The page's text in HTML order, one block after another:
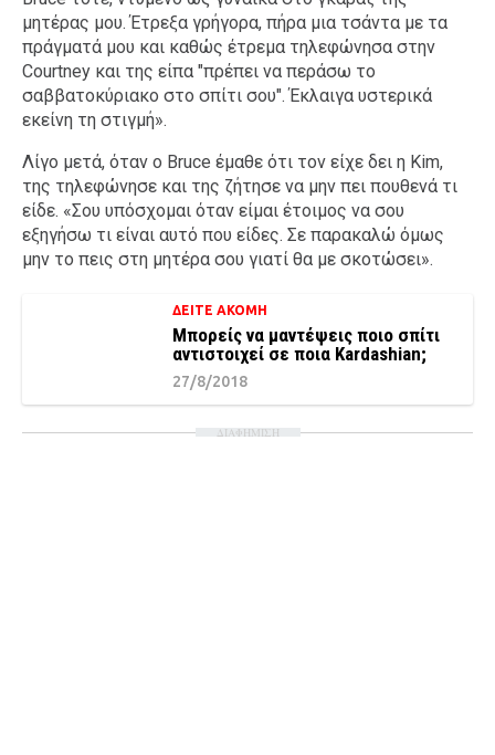
μητέρας μου. Έτρεξα γρήγορα, πήρα μια τσάντα με τα
πράγματά μου και καθώς έτρεμα τηλεφώνησα στην
Courtney και της είπα "πρέπει να περάσω το
σαββατοκύριακο στο σπίτι σου". Έκλαιγα υστερικά
εκείνη τη στιγμή».
Λίγο μετά, όταν ο Bruce έμαθε ότι τον είχε δει η Kim,
της τηλεφώνησε και της ζήτησε να μην πει πουθενά τι
είδε. «Σου υπόσχομαι όταν είμαι έτοιμος να σου
εξηγήσω τι είναι αυτό που είδες. Σε παρακαλώ όμως
μην το πεις στη μητέρα σου γιατί θα με σκοτώσει».
ΔΕΙΤΕ ΑΚΟΜΗ
Mπορείς να μαντέψεις ποιο σπίτι
αντιστοιχεί σε ποια Kardashian;
27/8/2018
ΔΙΑΦΗΜΙΣΗ